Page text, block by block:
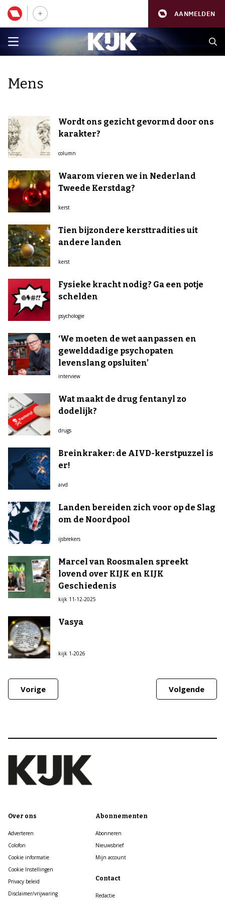
AANMELDEN
Mens
Wordt ons gezicht gevormd door ons
karakter?
column
Waarom vieren we in Nederland
Tweede Kerstdag?
kerst
Tien bijzondere kersttradities uit
andere landen
kerst
Fysieke kracht nodig? Ga een potje
schelden
psychologie
‘We moeten de wet aanpassen en
gewelddadige psychopaten
levenslang opsluiten’
interview
Wat maakt de drug fentanyl zo
dodelijk?
drugs
Breinkraker: de AIVD-kerstpuzzel is
er!
aivd
Landen bereiden zich voor op de Slag
om de Noordpool
ijsbrekers
Marcel van Roosmalen spreekt
lovend over KIJK en KIJK
Geschiedenis
kijk 11-12-2025
Vasya
kijk 1-2026
Vorige Volgende
Over ons
Adverteren
Colofon
Cookie informatie
Cookie Instellingen
Privacy beleid
Disclaimer/vrijwaring
Abonnementen
Abonneren
Nieuwsbrief
Mijn account
Contact
Redactie